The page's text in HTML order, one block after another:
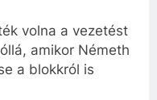
volna a vezetést
amikor Németh
a blokkról is